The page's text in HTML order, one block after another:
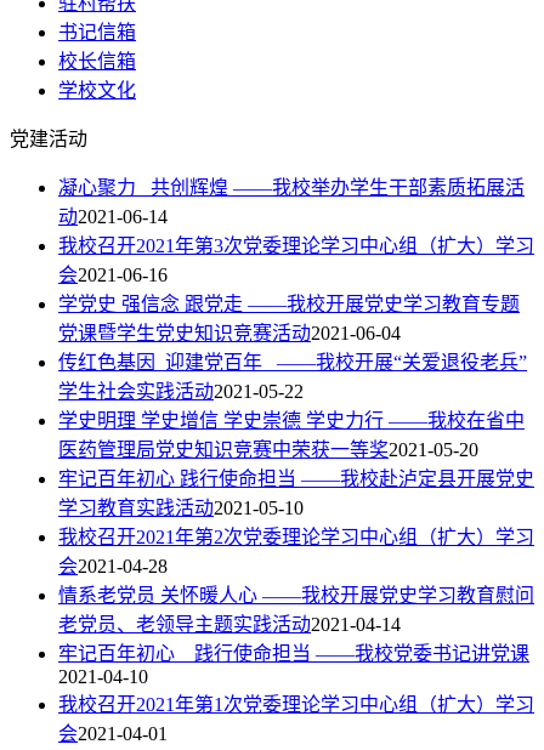
书记信箱
校长信箱
学校文化
党建活动
凝心聚力 共创辉煌 ——我校举办学生干部素质拓展活
动2021-06-14
我校召开2021年第3次党委理论学习中心组（扩大）学习
会2021-06-16
学党史 强信念 跟党走 ——我校开展党史学习教育专题
党课暨学生党史知识竞赛活动2021-06-04
传红色基因 迎建党百年 ——我校开展“关爱退役老兵”
学生社会实践活动2021-05-22
学史明理 学史增信 学史崇德 学史力行 ——我校在省中
医药管理局党史知识竞赛中荣获一等奖2021-05-20
牢记百年初心 践行使命担当 ——我校赴泸定县开展党史
学习教育实践活动2021-05-10
我校召开2021年第2次党委理论学习中心组（扩大）学习
会2021-04-28
情系老党员 关怀暖人心 ——我校开展党史学习教育慰问
老党员、老领导主题实践活动2021-04-14
牢记百年初心 践行使命担当 ——我校党委书记讲党课
2021-04-10
我校召开2021年第1次党委理论学习中心组（扩大）学习
会2021-04-01